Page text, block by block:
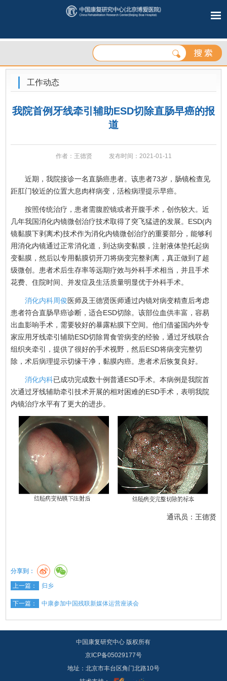
工作动态
我院首例牙线牵引辅助ESD切除直肠早癌的报
道
作者：王德贤 发布时间：2021-01-11
近期，我院接诊一名直肠癌患者。该患者73岁，肠镜检查见
距肛门较近的位置大息肉样病变，活检病理提示早癌。
按照传统治疗，患者需腹腔镜或者开腹手术，创伤较大。近
几年我国消化内镜微创治疗技术取得了突飞猛进的发展。ESD(内
镜黏膜下剥离术)技术作为消化内镜微创治疗的重要部分，能够利
用消化内镜通过正常消化道，到达病变黏膜，注射液体垫托起病
变黏膜，然后以专用黏膜切开刀将病变完整剥离，真正做到了超
级微创。患者术后生存率等远期疗效与外科手术相当，并且手术
花费、住院时间、并发症及生活质量明显优于外科手术。
消化内科周俊医师及王德贤医师通过内镜对病变精查后考虑
患者符合直肠早癌诊断，适合ESD切除。该部位血供丰富，容易
出血影响手术，需要较好的暴露粘膜下空间。他们借鉴国内外专
家应用牙线牵引辅助ESD切除胃食管病变的经验，通过牙线联合
组织夹牵引，提供了很好的手术视野，然后ESD将病变完整切
除，术后病理提示切缘干净，黏膜内癌。患者术后恢复良好。
消化内科已成功完成数十例普通ESD手术。本病例是我院首
次通过牙线辅助牵引技术开展的相对困难的ESD手术，表明我院
内镜治疗水平有了更大的进步。
通讯员：王德贤
分享到：
上一篇： 归乡
下一篇： 中康参加中国残联新媒体运营座谈会
中国康复研究中心 版权所有
京ICP备05029177号
地址：北京市丰台区角门北路10号